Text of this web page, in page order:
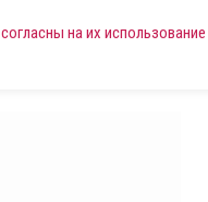
согласны на их использование